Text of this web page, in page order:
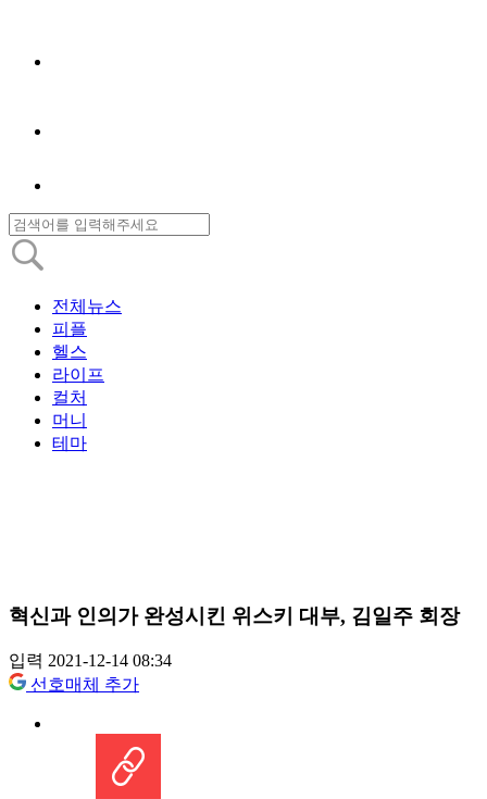
전체뉴스
피플
헬스
라이프
컬처
머니
테마
혁신과 인의가 완성시킨 위스키 대부, 김일주 회장
입력 2021-12-14 08:34
선호매체 추가